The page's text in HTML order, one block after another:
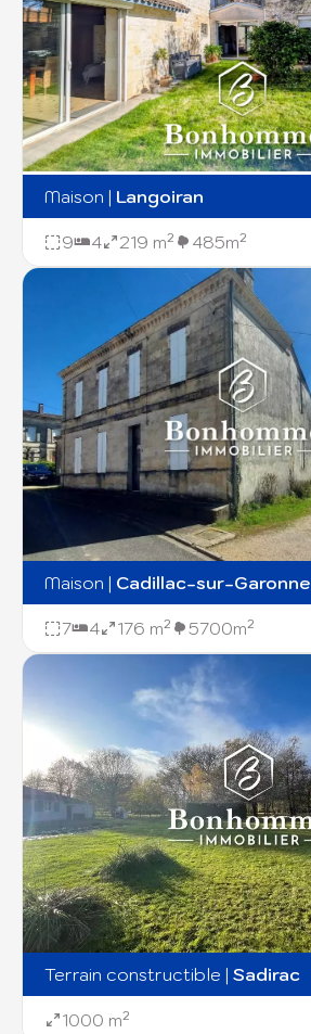
Maison | Langoiran
9 4 219 m² 485m²
Maison | Cadillac-sur-Garonne
7 4 176 m² 5700m²
Terrain constructible | Sadirac
1000 m²
7
−